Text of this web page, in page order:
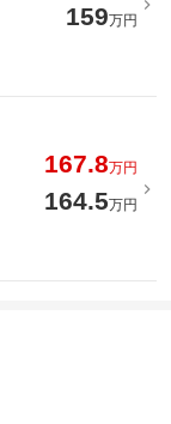
159万円
167.8万円
164.5万円